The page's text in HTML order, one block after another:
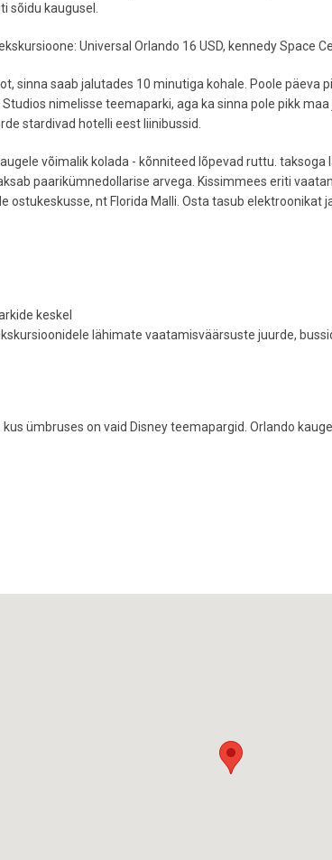
sõidu kaugusel.
Universal Orlando 16 USD, kennedy Space
sinna saab jalutades 10 minutiga kohale. Poole päeva
Studios nimelisse teemaparki, aga ka sinna pole pikk
stardivad hotelli eest liinibussid.
võimalik kolada - kõnniteed lõpevad ruttu.
paarikümnedollarise arvega. Kissimmees eriti
ostukeskusse, nt Florida Malli. Osta tasub elektroonikat
keskel
lähimate vaatamisväärsuste juurde,
ümbruses on vaid Disney teemapargid. Orlando kaugel.